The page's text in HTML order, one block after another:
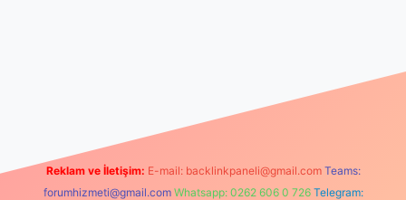
Reklam ve İletişim: E-mail: backlinkpaneli@gmail.com Teams:
forumhizmeti@gmail.com Whatsapp: 0262 606 0 726 Telegram: